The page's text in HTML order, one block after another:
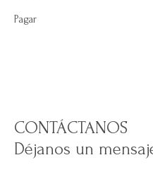
Pagar
CONTÁCTANOS
Déjanos un